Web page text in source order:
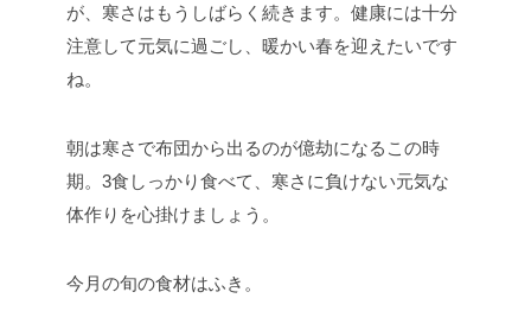
が、寒さはもうしばらく続きます。健康には十分
注意して元気に過ごし、暖かい春を迎えたいです
ね。
朝は寒さで布団から出るのが億劫になるこの時
期。3食しっかり食べて、寒さに負けない元気な
体作りを心掛けましょう。
今月の旬の食材はふき。